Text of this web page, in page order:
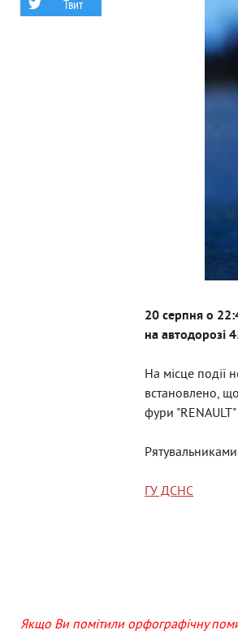
20 серпня о
на автодорозі
На місце події
встановлено,
фури
ГУ ДСНС
Твит
Якщо Ви помітили орфографічну